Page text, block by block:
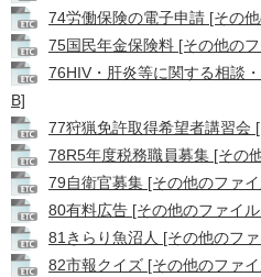
74労働保険の電子申請 [その
75国民年金保険料 [その他の
76HIV・肝炎等に関する相談
B]
77狩猟免許取得希望者講習会
78R5年度税務職員募集 [その
79自衛官募集 [その他のファ
80有料広告 [その他のファイ
81きらり魚沼人 [その他のフ
82市報クイズ [その他のファ